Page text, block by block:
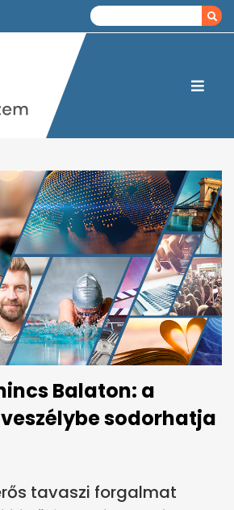
Balaton: a
sodorhatja
tavaszi forgalmat